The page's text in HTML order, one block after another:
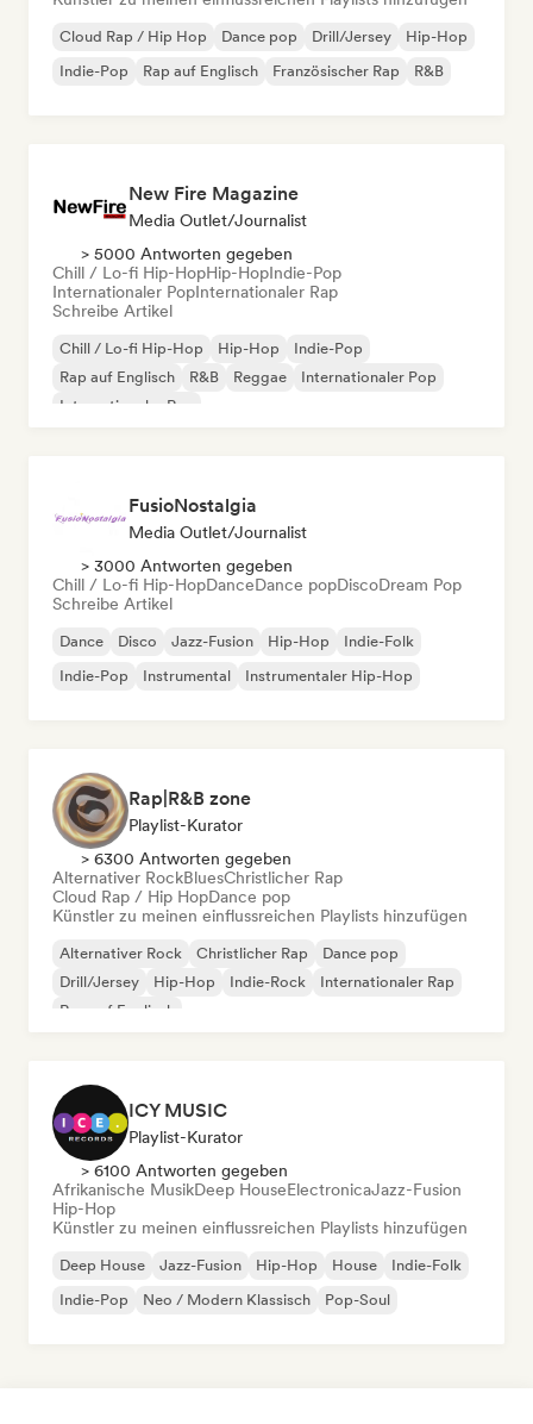
Cloud Rap / Hip Hop Dance pop Drill/Jersey
Hip-Hop
Indie-Pop
Rap auf Englisch Französischer Rap R&B
New Fire Magazine
Media Outlet/Journalist
> 5000 Antworten gegeben
Chill / Lo-fi Hip-HopHip-HopIndie-Pop
Internationaler PopInternationaler Rap
Schreibe Artikel
Chill / Lo-fi Hip-Hop Hip-Hop
Indie-Pop
Rap auf Englisch
R&B Reggae
Internationaler Pop
Internationaler Rap
FusioNostalgia
Media Outlet/Journalist
> 3000 Antworten gegeben
Chill / Lo-fi Hip-HopDanceDance popDiscoDream Pop
Schreibe Artikel
Dance Disco Jazz-Fusion Hip-Hop
Indie-Folk
Indie-Pop
Instrumental Instrumentaler Hip-Hop
Rap|R&B zone
Playlist-Kurator
> 6300 Antworten gegeben
Alternativer RockBluesChristlicher Rap
Cloud Rap / Hip HopDance pop
Künstler zu meinen einflussreichen Playlists hinzufügen
Alternativer Rock Christlicher Rap
Dance pop
Drill/Jersey
Hip-Hop Indie-Rock
Internationaler Rap
Rap auf Englisch
ICY MUSIC
Playlist-Kurator
> 6100 Antworten gegeben
Afrikanische MusikDeep HouseElectronicaJazz-Fusion
Hip-Hop
Künstler zu meinen einflussreichen Playlists hinzufügen
Deep House Jazz-Fusion Hip-Hop House
Indie-Folk
Indie-Pop
Neo / Modern Klassisch Pop-Soul